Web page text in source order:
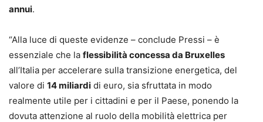
annui.
“Alla luce di queste evidenze – conclude Pressi – è
essenziale che la flessibilità concessa da Bruxelles
all’Italia per accelerare sulla transizione energetica, del
valore di 14 miliardi di euro, sia sfruttata in modo
realmente utile per i cittadini e per il Paese, ponendo la
dovuta attenzione al ruolo della mobilità elettrica per